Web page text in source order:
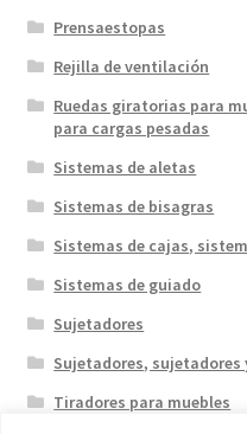
Prensaestopas
Rejilla de ventilación
Ruedas giratorias para
para cargas pesadas
Sistemas de aletas
Sistemas de bisagras
Sistemas de cajas,
Sistemas de guiado
Sujetadores
Sujetadores, sujetadores
Tiradores para muebles